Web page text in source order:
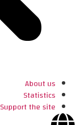
About us
Statistics
Support the site